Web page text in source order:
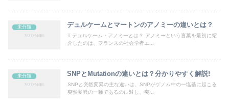
未分類 デュルケームとマートンのアノミーの違いとは？
T デュルケーム・アノミーとは？ アノミーという言葉を最初に紹
介したのは、フランスの社会学者エ...
未分類 SNPとMutationの違いとは？分かりやすく解説!
SNPと突然変異の主な違いは、SNPがゲノム中の一塩基に起こる
突然変異の一種であるのに対し、突...